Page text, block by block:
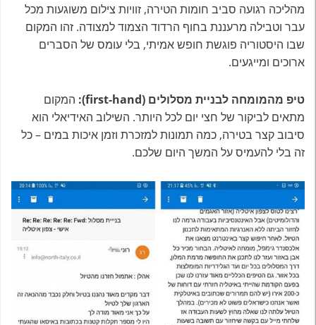
מהליכה רגועה סביב חומות הטירה, זוויות צילום משוגעות מכל
עבר וטבילה מרעננת בחוף הרדוד הצמוד למצודה. זהו המקום
שבו היסטוריה פוגשת חופש אמיתי, בלי עומס של הסברים
ארוכים ומייגעים.
טיפ מהמומחה לבניית מסלולים (first-hand):
המקום
מתאים לביקור של חצי יום לכל היותר. השילוב האידיאלי הוא
סיבוב קצר בטירה, כמה תמונות למזכרת וזמן איכות במים – כל
זה בלי להעמיס על המשך היום שלכם.